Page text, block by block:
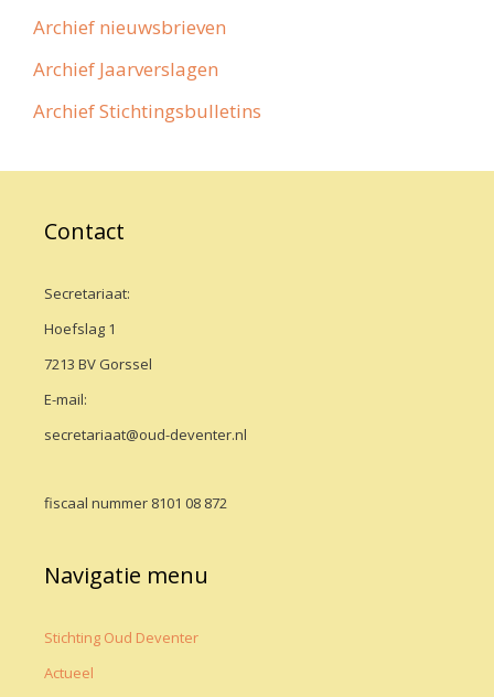
Archief nieuwsbrieven
Archief Jaarverslagen
Archief Stichtingsbulletins
Contact
Secretariaat:
Hoefslag 1
7213 BV Gorssel
E-mail:
secretariaat@oud-deventer.nl
fiscaal nummer 8101 08 872
Navigatie menu
Stichting Oud Deventer
Actueel